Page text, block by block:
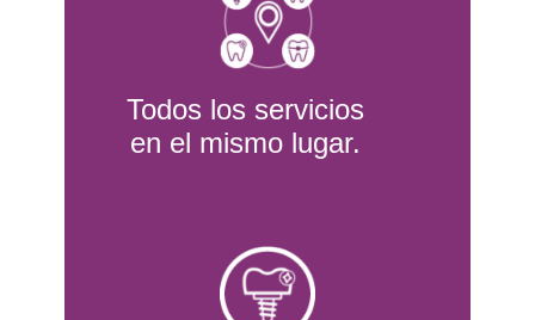
Todos los servicios
en el mismo lugar.